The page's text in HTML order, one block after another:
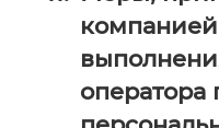
оператора